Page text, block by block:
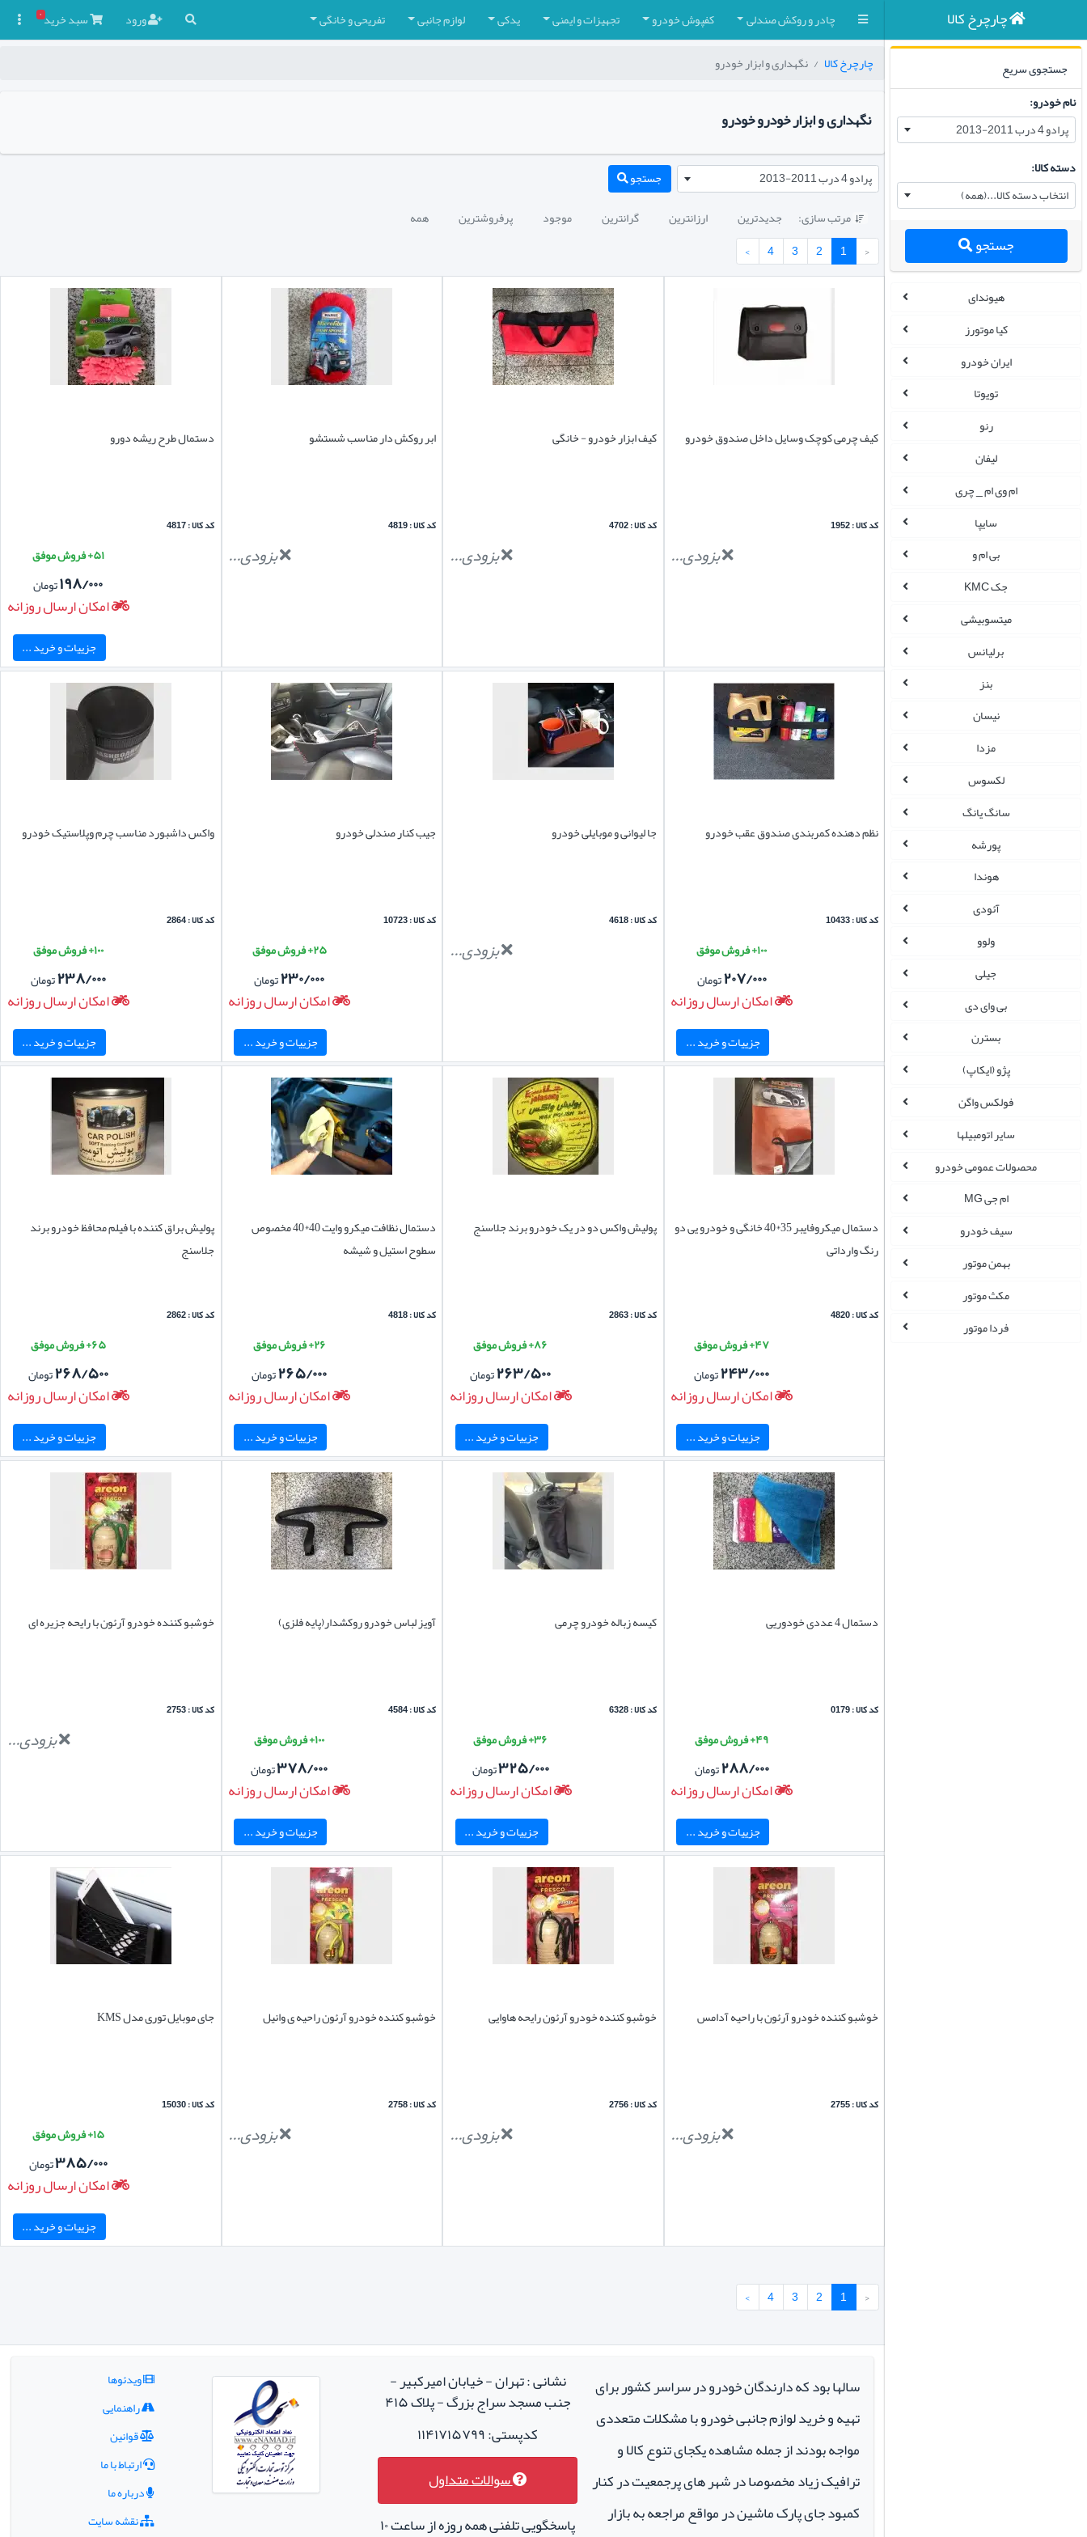
چادر و روکش صندلی کفپوش خودرو تجهیزات و ایمنی یدکی لوازم جانبی تفریحی و خانگی ورود سبدخرید۰ چارچرخ کالا
جستجوی سریع
نام خودرو:
پرادو 4 درب 2011-2013
دسته کالا:
انتخاب دسته کالا...(همه)
جستجو
هیوندای
کیا موتورز
ایران خودرو
تویوتا
رنو
لیفان
ام وی ام _ چری
سایپا
بی ام و
جک KMC
میتسوبیشی
برلیانس
بنز
نیسان
مزدا
لکسوس
سانگ یانگ
پورشه
هوندا
آئودی
ولوو
جیلی
بی وای دی
بسترن
پژو (ایکاپ)
فولکس واگن
سایر اتومبیلها
محصولات عمومی خودرو
ام جی MG
سیف خودرو
بهمن موتور
مکث موتور
فردا موتور
چارچرخ کالا نگهداری و ابزار خودرو
نگهداری و ابزار خودرو خودرو
پرادو 4 درب 2011-2013 جستجو
 مرتب سازی: جدیدترین ارزانترین گرانترین موجود پرفروشترین
همه
‹
1
2
3
4
›
کیف چرمی کوچک وسایل داخل صندوق خودرو
کد کالا : 1952
بزودی...
کیف ابزار خودرو - خانگی
کد کالا : 4702
بزودی...
ابر روکش دار مناسب شستشو
کد کالا : 4819
بزودی...
دستمال طرح ریشه دورو
کد کالا : 4817
۵۱+ فروش موفق
۱۹۸/۰۰۰تومان
امکان ارسال روزانه
جزییات و خرید ...
نظم دهنده کمربندی صندوق عقب خودرو
کد کالا : 10433
۱۰۰+ فروش موفق
۲۰۷/۰۰۰تومان
امکان ارسال روزانه
جزییات و خرید ...
جا لیوانی و موبایلی خودرو
کد کالا : 4618
بزودی...
جیب کنار صندلی خودرو
کد کالا : 10723
۲۵+ فروش موفق
۲۳۰/۰۰۰تومان
امکان ارسال روزانه
جزییات و خرید ...
واکس داشبورد مناسب چرم وپلاستیک خودرو
کد کالا : 2864
۱۰۰+ فروش موفق
۲۳۸/۰۰۰تومان
امکان ارسال روزانه
جزییات و خرید ...
دستمال میکروفایبر 35*40 خانگی و خودرو یی دو
رنگ وارداتی
کد کالا : 4820
۴۷+ فروش موفق
۲۴۳/۰۰۰تومان
امکان ارسال روزانه
جزییات و خرید ...
پولیش واکس دو در یک خودرو برند جلاسنج
کد کالا : 2863
۸۶+ فروش موفق
۲۶۳/۵۰۰تومان
امکان ارسال روزانه
جزییات و خرید ...
دستمال نظافت میکرو وایت 40*40 مخصوص
سطوح استیل و شیشه
کد کالا : 4818
۲۶+ فروش موفق
۲۶۵/۰۰۰تومان
امکان ارسال روزانه
جزییات و خرید ...
پولیش براق کننده با فیلم محافظ خودرو برند
جلاسنج
کد کالا : 2862
۶۵+ فروش موفق
۲۶۸/۵۰۰تومان
امکان ارسال روزانه
جزییات و خرید ...
دستمال 4 عددی خودوریی
کد کالا : 0179
۴۹+ فروش موفق
۲۸۸/۰۰۰تومان
امکان ارسال روزانه
جزییات و خرید ...
کیسه زباله خودرو چرمی
کد کالا : 6328
۳۶+ فروش موفق
۳۲۵/۰۰۰تومان
امکان ارسال روزانه
جزییات و خرید ...
آویز لباس خودرو روکشدار(پایه فلزی)
کد کالا : 4584
۱۰۰+ فروش موفق
۳۷۸/۰۰۰تومان
امکان ارسال روزانه
جزییات و خرید ...
خوشبو کننده خودرو آرئون با رایحه جزیره ای
کد کالا : 2753
بزودی...
خوشبو کننده خودرو آرئون با راحیه آدامس
کد کالا : 2755
بزودی...
خوشبو کننده خودرو آرئون رایحه هاوایی
کد کالا : 2756
بزودی...
خوشبو کننده خودرو آرئون راحیه ی وانیل
کد کالا : 2758
بزودی...
جای موبایل توری مدل KMS
کد کالا : 15030
۱۵+ فروش موفق
۳۸۵/۰۰۰تومان
امکان ارسال روزانه
جزییات و خرید ...
‹
1
2
3
4
›
سالها بود که دارندگان خودرو در سراسر کشور برای
تهیه و خرید لوازم جانبی خودرو با مشکلات متعددی
مواجه بودند از جمله مشاهده یکجای تنوع کالا و
ترافیک زیاد مخصوصا در شهر های پرجمعیت در کنار
کمبود جای پارک ماشین در مواقع مراجعه به بازار
نشانی : تهران - خیابان امیرکبیر -
جنب مسجد سراج بزرگ - پلاک ۴۱۵
کدپستی: ۱۱۴۱۷۱۵۷۹۹
سوالات متداول
پاسخگویی تلفنی همه روزه از ساعت ۱۰
ویدئوها
راهنمایی
قوانین
ارتباط با ما
درباره ما
نقشه سایت